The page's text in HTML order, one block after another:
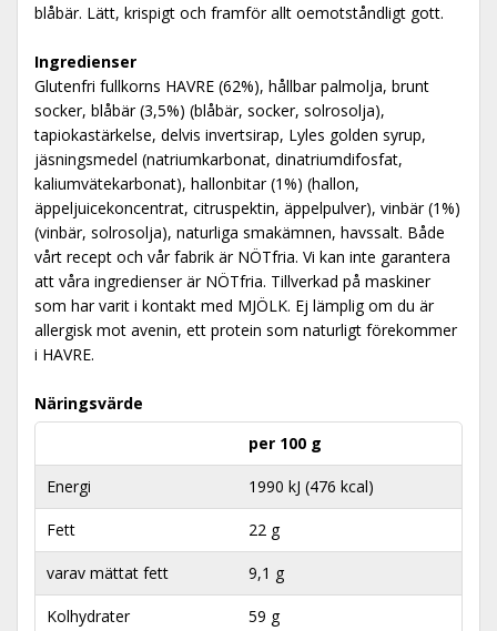
blåbär. Lätt, krispigt och framför allt oemotståndligt gott.
Ingredienser
Glutenfri fullkorns HAVRE (62%), hållbar palmolja, brunt
socker, blåbär (3,5%) (blåbär, socker, solrosolja),
tapiokastärkelse, delvis invertsirap, Lyles golden syrup,
jäsningsmedel (natriumkarbonat, dinatriumdifosfat,
kaliumvätekarbonat), hallonbitar (1%) (hallon,
äppeljuicekoncentrat, citruspektin, äppelpulver), vinbär (1%)
(vinbär, solrosolja), naturliga smakämnen, havssalt. Både
vårt recept och vår fabrik är NÖTfria. Vi kan inte garantera
att våra ingredienser är NÖTfria. Tillverkad på maskiner
som har varit i kontakt med MJÖLK. Ej lämplig om du är
allergisk mot avenin, ett protein som naturligt förekommer
i HAVRE.
Näringsvärde
per 100 g
Energi 1990 kJ (476 kcal)
Fett 22 g
varav mättat fett 9,1 g
Kolhydrater 59 g